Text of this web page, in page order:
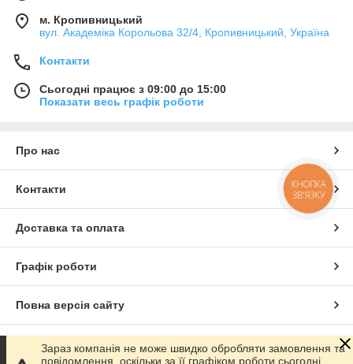
м. Кропивницький
вул. Академіка Корольова 32/4, Кропивницький, Україна
Контакти
Сьогодні працює з 09:00 до 15:00
Показати весь графік роботи
Про нас
Контакти
Доставка та оплата
Графік роботи
Повна версія сайту
Сайт створено на маркетплейсі Prom.ua
Зараз компанія не може швидко обробляти замовлення та
повідомлення, оскільки за її графіком роботи сьогодні
КНОПКА
ЗВ'ЯЗКУ